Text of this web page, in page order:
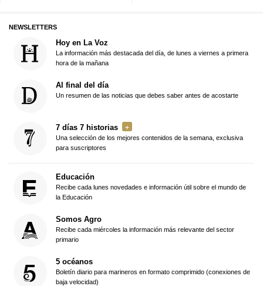
NEWSLETTERS
Hoy en La Voz
La información más destacada del día, de lunes a viernes a primera
hora de la mañana
Al final del día
Un resumen de las noticias que debes saber antes de acostarte
7 días 7 historias
Una selección de los mejores contenidos de la semana, exclusiva
para suscriptores
Educación
Recibe cada lunes novedades e información útil sobre el mundo de
la Educación
Somos Agro
Recibe cada miércoles la información más relevante del sector
primario
5 océanos
Boletín diario para marineros en formato comprimido (conexiones de
baja velocidad)